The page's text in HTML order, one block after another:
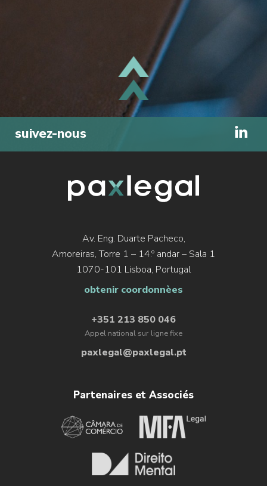
suivez-nous
HAUT
Av. Eng. Duarte Pacheco,
Amoreiras, Torre 1 – 14.º andar – Sala 1
1070-101 Lisboa, Portugal
obtenir coordonnèes
+351 213 850 046
Appel national sur ligne fixe
paxlegal@paxlegal.pt
Partenaires et Associés